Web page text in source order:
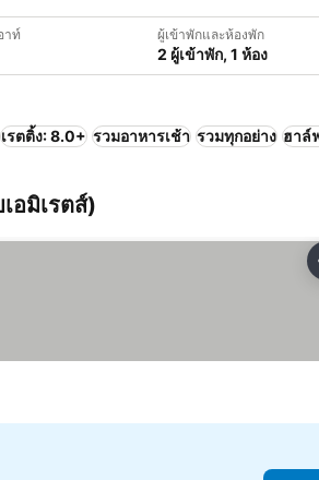
าท์ ผู้เข้าพักและห้องพัก
2 ผู้เข้าพัก, 1 ห้อง
เรตติ้ง: 8.0+ รวมอาหารเช้า รวมทุกอย่าง ฮาล์
อมิเรตส์)